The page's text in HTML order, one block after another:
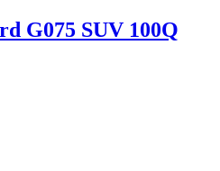
G075 SUV 100Q